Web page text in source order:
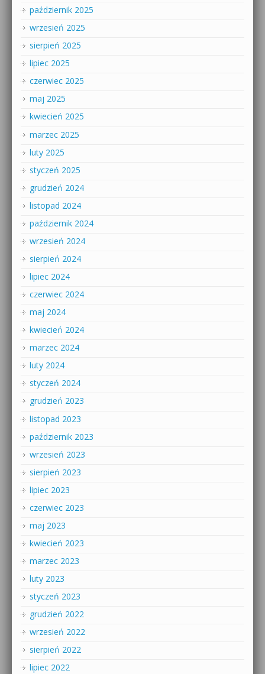
październik 2025
wrzesień 2025
sierpień 2025
lipiec 2025
czerwiec 2025
maj 2025
kwiecień 2025
marzec 2025
luty 2025
styczeń 2025
grudzień 2024
listopad 2024
październik 2024
wrzesień 2024
sierpień 2024
lipiec 2024
czerwiec 2024
maj 2024
kwiecień 2024
marzec 2024
luty 2024
styczeń 2024
grudzień 2023
listopad 2023
październik 2023
wrzesień 2023
sierpień 2023
lipiec 2023
czerwiec 2023
maj 2023
kwiecień 2023
marzec 2023
luty 2023
styczeń 2023
grudzień 2022
wrzesień 2022
sierpień 2022
lipiec 2022